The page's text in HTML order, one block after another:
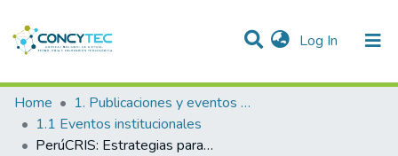
Log In (current)
Communities & Collections
Research Outputs
Home
1. Publicaciones y eventos institucionales
1.1 Eventos institucionales
PerúCRIS: Estrategias para profundizar la gestión de la información científica desde una perspectiva nacional en el Perú